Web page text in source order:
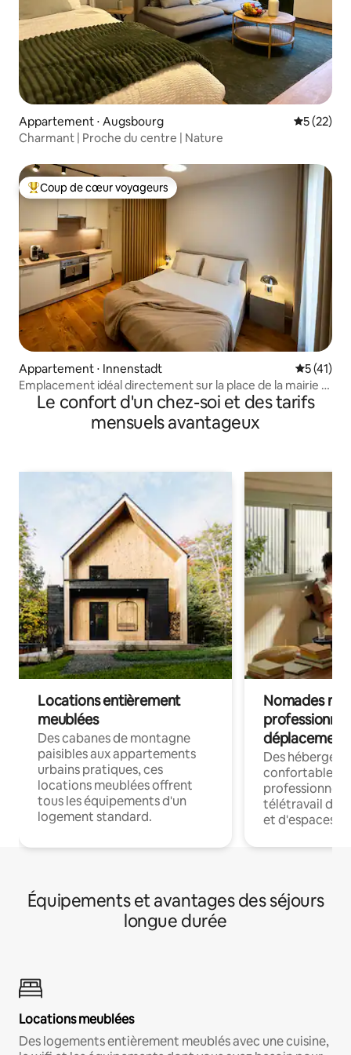
Appartement ⋅ Augsbourg
5 (22)
Charmant | Proche du centre | Nature
Coups de cœur voyageurs les plus appréciés
Coup de cœur voyageurs
Appartement ⋅ Innenstadt
5 (41)
Emplacement idéal directement sur la place de la mairie •
Wi-Fi haut débit
Le confort d'un chez-soi et des tarifs
mensuels avantageux
Locations entièrement
meublées
Des cabanes de montagne
paisibles aux appartements
urbains pratiques, ces
locations meublées offrent
tous les équipements d'un
logement standard.
Nomades
déplacement
Des
confortables
professionnels
télétravail
et d'espaces
Équipements et avantages des séjours
longue durée
Locations meublées
Des logements entièrement meublés avec une cuisine,